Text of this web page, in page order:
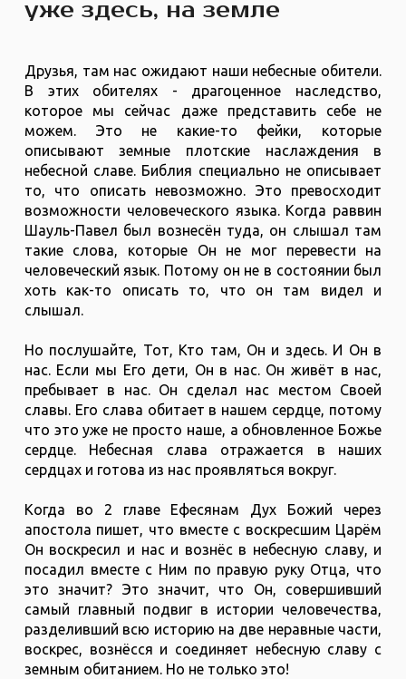
уже здесь, на земле
Друзья, там нас ожидают наши небесные обители.
В этих обителях - драгоценное наследство,
которое мы сейчас даже представить себе не
можем. Это не какие-то фейки, которые
описывают земные плотские наслаждения в
небесной славе. Библия специально не описывает
то, что описать невозможно. Это превосходит
возможности человеческого языка. Когда раввин
Шауль-Павел был вознесён туда, он слышал там
такие слова, которые Он не мог перевести на
человеческий язык. Потому он не в состоянии был
хоть как-то описать то, что он там видел и
слышал.
Но послушайте, Тот, Кто там, Он и здесь. И Он в
нас. Если мы Его дети, Он в нас. Он живёт в нас,
пребывает в нас. Он сделал нас местом Своей
славы. Его слава обитает в нашем сердце, потому
что это уже не просто наше, а обновленное Божье
сердце. Небесная слава отражается в наших
сердцах и готова из нас проявляться вокруг.
Когда во 2 главе Ефесянам Дух Божий через
апостола пишет, что вместе с воскресшим Царём
Он воскресил и нас и вознёс в небесную славу, и
посадил вместе с Ним по правую руку Отца, что
это значит? Это значит, что Он, совершивший
самый главный подвиг в истории человечества,
разделивший всю историю на две неравные части,
воскрес, вознёсся и соединяет небесную славу с
земным обитанием. Но не только это!